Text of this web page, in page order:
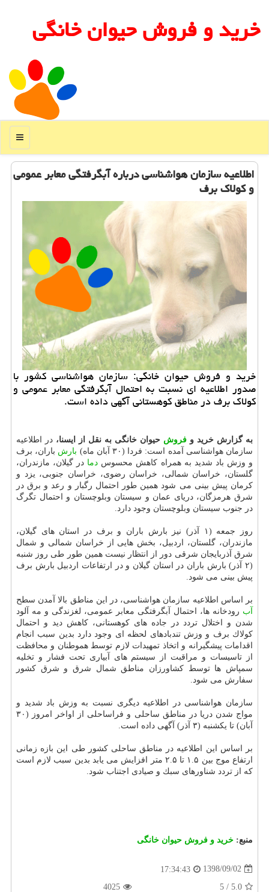
خرید و فروش حیوان خانگی
منو
اطلاعیه سازمان هواشناسی درباره آبگرفتگی معابر عمومی
و كولاك برف
خرید و فروش حیوان خانگی: سازمان هواشناسی كشور با
صدور اطلاعیه ای نسبت به احتمال آبگرفتگی معابر عمومی و
كولاك برف در مناطق كوهستانی آگهی داده است.
به گزارش خرید و فروش حیوان خانگی به نقل از ایسنا، در اطلاعیه
سازمان هواشناسی آمده است: فردا (۳۰ آبان ماه)
بارش باران، برف
و وزش باد شدید به همراه كاهش محسوس دما در گیلان، مازندران،
گلستان، خراسان شمالی، خراسان رضوی، خراسان جنوبی، یزد و
كرمان پیش بینی می شود همین طور احتمال رگبار و رعد و برق در
شرق هرمزگان، دریای عمان و سیستان وبلوچستان و احتمال تگرگ
در جنوب سیستان وبلوچستان وجود دارد.
روز جمعه (۱ آذر) نیز بارش باران و برف در استان های گیلان،
مازندران، گلستان، اردبیل، بخش هایی از خراسان شمالی و شمال
شرق آذربایجان شرقی دور از انتظار نیست همین طور طی روز شنبه
(۲ آذر) بارش باران در استان گیلان و در ارتفاعات اردبیل بارش برف
پیش بینی می شود.
بر اساس اطلاعیه سازمان هواشناسی، در این مناطق بالا آمدن سطح
آب رودخانه ها، احتمال آبگرفتگی معابر عمومی، لغزندگی و مه آلود
شدن و اختلال تردد در جاده های كوهستانی، كاهش دید و احتمال
كولاك برف و وزش تندبادهای لحظه ای وجود دارد بدین سبب انجام
اقدامات پیشگیرانه و اتخاذ تمهیدات لازم توسط هموطنان و محافظت
از تاسیسات و مراقبت از سیستم های آبیاری تحت فشار و تخلیه
سمپاش ها توسط كشاورزان مناطق شمال شرق و شرق كشور
سفارش می شود.
سازمان هواشناسی در اطلاعیه دیگری نسبت به وزش باد شدید و
مواج شدن دریا در مناطق ساحلی و فراساحلی از اواخر امروز (۳۰
آبان) تا یكشنبه (۳ آذر) آگهی داده است.
بر اساس این اطلاعیه در مناطق ساحلی كشور طی این بازه زمانی
ارتفاع موج بین ۱.۵ تا ۲.۵ متر افزایش می یابد بدین سبب لازم است
كه از تردد شناورهای سبك و صیادی اجتناب شود.
منبع: خرید و فروش حیوان خانگی
1398/09/02
17:34:43
5.0
/
5
4025